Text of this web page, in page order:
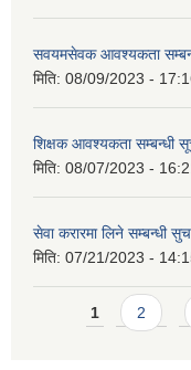
सवयमसेवक आवश्यकता
मिति: 08/09/2023 -
शिक्षक आवश्यकता सम्बन्धी
मिति: 08/07/2023 -
सेवा करारमा लिने सम्बन्धी
मिति: 07/21/2023 -
Pages
1 2